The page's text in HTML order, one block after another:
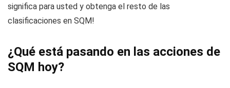
significa para usted y obtenga el resto de las
clasificaciones en SQM!
¿Qué está pasando en las acciones de
SQM hoy?